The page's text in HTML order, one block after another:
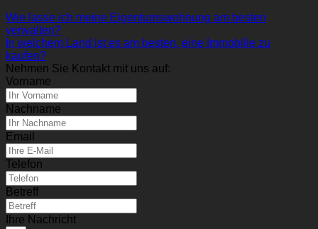
Wie lasse ich meine Eigentumswohnung am besten
verwalten?
In welchem Land ist es am besten, eine Immobilie zu
kaufen?
Nehmen Sie Kontakt mit uns auf:
Vorname
Nachname
Email
Telefon
Betreff
Ihre Nachricht